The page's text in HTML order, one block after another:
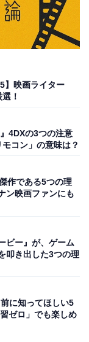
作品で、キャ
るように、映
。
何しろお菓
必要がある
のです。「凶悪
ぺがさすちゃ
。圧倒的不利
サスペンスも展
いない、王道の
】映画ライター
！
4DXの3つの注意
コン」の意味は？
作である5つの理
ン映画ファンにも
ビー』が、ゲーム
叩き出した3つの理
に知ってほしい5
ゼロ」でも楽しめ